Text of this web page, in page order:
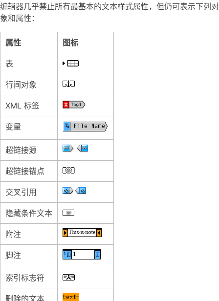
编辑器几乎禁止所有最基本的文本样式属性，但仍可表示下列对
象和属性：
属性 图标
表
行间对象
XML 标签
变量
超链接源
超链接锚点
交叉引用
隐藏条件文本
附注
脚注
索引标志符
删除的文本